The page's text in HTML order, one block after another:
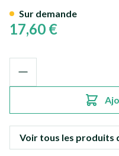
17,60 €
Sur demande
Voir tous les produits